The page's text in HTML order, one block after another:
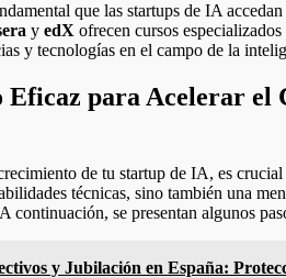
que las startups de IA
y edX ofrecen cursos
y tecnologías en el campo de la
para Acelerar el
de tu startup de IA, es
técnicas, sino también una
continuación, se presentan algunos
y Jubilación en España: